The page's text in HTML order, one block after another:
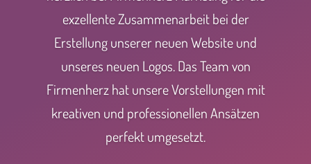
exzellente Zusammenarbeit bei der
Erstellung unserer neuen Website und
unseres neuen Logos. Das Team von
Firmenherz hat unsere Vorstellungen mit
kreativen und professionellen Ansätzen
perfekt umgesetzt.